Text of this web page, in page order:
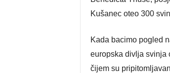
Kušanec oteo 300
Kada bacimo pogled
europska divlja svinja
čijem su